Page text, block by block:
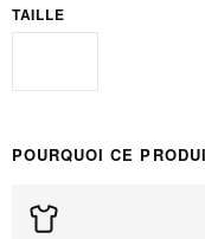
TAILLE
POURQUOI CE